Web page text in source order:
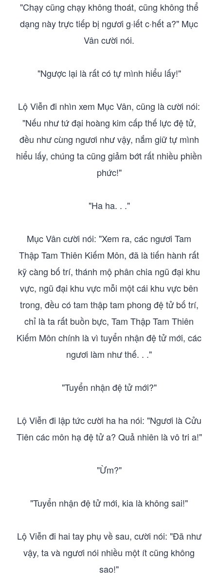
"Chạy cũng chạy không thoát, cũng không thể
dạng này trực tiếp bị ngươi g·iết c·hết a?" Mục
Vân cười nói.
"Ngược lại là rất có tự mình hiểu lấy!"
Lộ Viễn đi nhìn xem Mục Vân, cũng là cười nói:
"Nếu như tứ đại hoàng kim cấp thế lực đệ tử,
đều như cùng ngươi như vậy, nắm giữ tự mình
hiểu lấy, chúng ta cũng giảm bớt rất nhiều phiền
phức!"
"Ha ha. . ."
Mục Vân cười nói: "Xem ra, các ngươi Tam
Thập Tam Thiên Kiếm Môn, đã là tiến hành rất
kỹ càng bố trí, thánh mộ phân chia ngũ đại khu
vực, ngũ đại khu vực mỗi một cái khu vực bên
trong, đều có tam thập tam phong đệ tử bố trí,
chỉ là ta rất buồn bực, Tam Thập Tam Thiên
Kiếm Môn chính là vì tuyển nhận đệ tử mới, các
ngươi làm như thế. . ."
"Tuyển nhận đệ tử mới?"
Lộ Viễn đi lập tức cười ha ha nói: "Ngươi là Cửu
Tiên các môn hạ đệ tử a? Quả nhiên là vô tri a!"
"Ừm?"
"Tuyển nhận đệ tử mới, kia là không sai!"
Lộ Viễn đi hai tay phụ về sau, cười nói: "Đã như
vậy, ta và ngươi nói nhiều một ít cũng không
sao!"